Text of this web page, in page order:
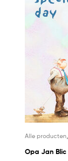
Alle producten,
Opa Jan